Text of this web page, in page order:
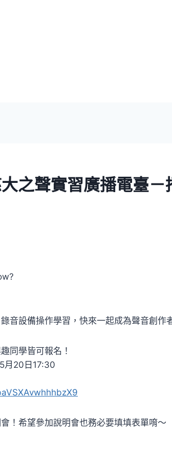
大之聲實習廣播電臺
音設備操作學習，快來一起成為聲音創作
同學皆可報名！
月20日17:30
！希望參加說明會也務必要填填表單唷～